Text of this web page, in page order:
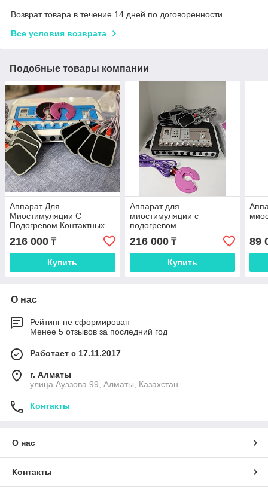
Возврат товара в течение 14 дней по договоренности
Все условия возврата
Подобные товары компании
Аппарат Для
Миостимуляции С
Подогревом Контактных
216 000 ₸
Купить
Аппарат для
миостимуляции с
подогревом
216 000₸
Купить
89
О нас
Рейтинг не сформирован
Менее 5 отзывов за последний год
Работает с 17.11.2017
г. Алматы
улица Ауэзова 99, Алматы, Казахстан
Контакты
О нас
Контакты